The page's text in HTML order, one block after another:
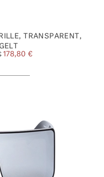
TRANSPARENT,
178,80 €